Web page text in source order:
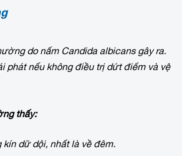
do nấm Candida albicans gây ra.
phát nếu không điều trị dứt điểm và vệ
thấy:
kín dữ dội, nhất là về đêm.